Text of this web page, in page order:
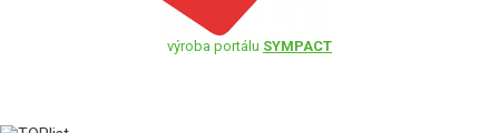
výroba portálu SYMPACT